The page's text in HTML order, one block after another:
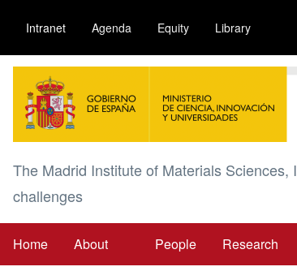
main
content
Intranet Agenda Equity Library
Image
The Madrid Institute of Materials
challenges
Main
Home About People Research